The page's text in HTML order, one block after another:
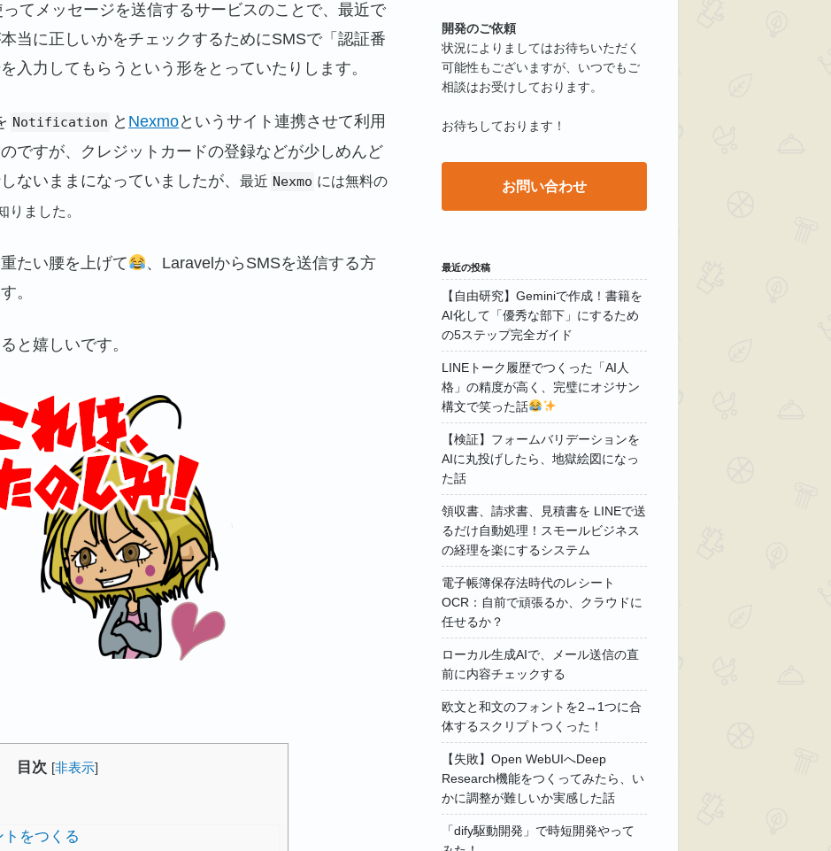
てメッセージを送信するサービスのことで、最近で
当に正しいかをチェックするためにSMSで「認証番
入力してもらうという形をとっていたりします。
Notification と Nexmoというサイト連携させて利用
ですが、クレジットカードの登録などが少しめんど
ないままになっていましたが、最近 Nexmo には無料の
りました。
たい腰を上げて
、LaravelからSMSを送信する方
。
と嬉しいです。
目次 [非表示]
をつくる
開発のご依頼
状況によりましてはお待ちいただく
可能性もございますが、いつでもご
相談はお受けしております。
お待ちしております！
お問い合わせ
最近の投稿
【自由研究】Geminiで作成！書籍を
AI化して「優秀な部下」にするため
の5ステップ完全ガイド
LINEトーク履歴でつくった「AI人
格」の精度が高く、完璧にオジサン
構文で笑った話
【検証】フォームバリデーションを
AIに丸投げしたら、地獄絵図になっ
た話
領収書、請求書、見積書を LINEで送
るだけ自動処理！スモールビジネス
の経理を楽にするシステム
電子帳簿保存法時代のレシート
OCR：自前で頑張るか、クラウドに
任せるか？
ローカル生成AIで、メール送信の直
前に内容チェックする
欧文と和文のフォントを2→1つに合
体するスクリプトつくった！
【失敗】Open WebUIへDeep
Research機能をつくってみたら、い
かに調整が難しいか実感した話
「dify駆動開発」で時短開発やって